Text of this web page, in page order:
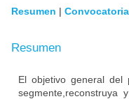
Resumen | Convocatoria
Resumen
El objetivo general del
segmente,reconstruya